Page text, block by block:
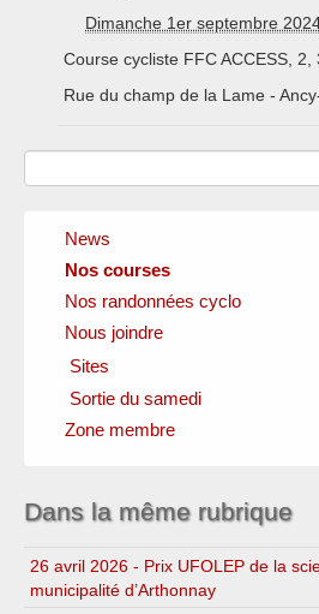
Dimanche 1er septembre
Course cycliste FFC ACCESS, 2,
Rue du champ de la Lame -
News
Nos courses
Nos randonnées cyclo
Nous joindre
Sites
Clubs amis
Fédérations officielles
Sortie du samedi
Circuits
Zone membre
Dans la même rubrique
26 avril 2026 - Prix UFOLEP de la
municipalité d’Arthonnay